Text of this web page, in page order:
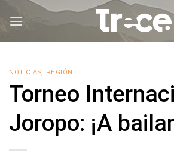
NOTICIAS, REGIÓN
Torneo
Joropo: ¡A